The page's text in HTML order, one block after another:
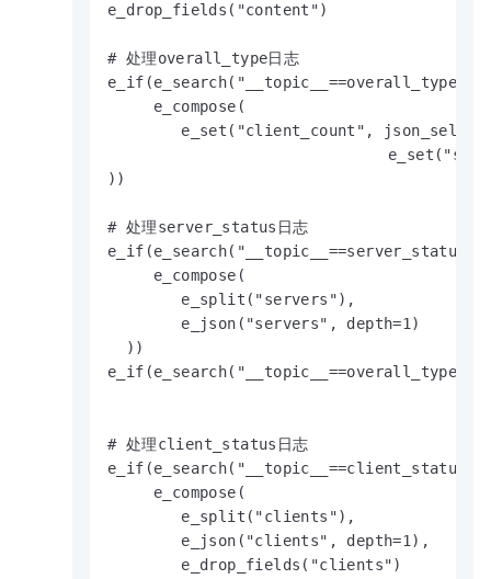
e_drop_fields("content")
# 处理overall_type日志
     e_compose(
e_set("client_count",
))
# 处理server_status日志
     e_compose(
        e_split("servers"),
        e_json("servers", depth=1)
  ))
# 处理client_status日志
     e_compose(
        e_split("clients"),
        e_json("clients", depth=1),
        e_drop_fields("clients")